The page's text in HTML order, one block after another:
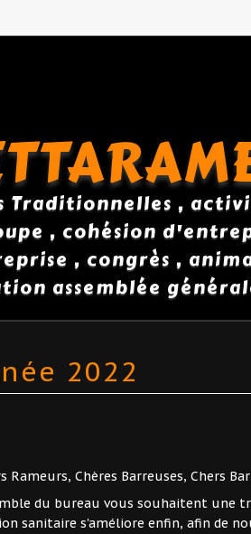
Traditionnelles ,
, cohésion
, congrès ,
assemblée
2022
Rameurs, Chères Barreuses, Chers
du bureau vous souhaitent une
sanitaire s'améliore enfin, afin de